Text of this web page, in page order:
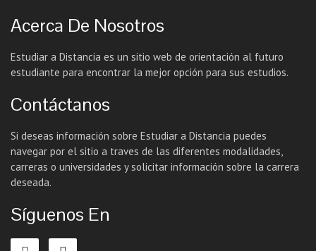
Acerca De Nosotros
Estudiar a Distancia es un sitio web de orientación al futuro
estudiante para encontrar la mejor opción para sus estudios.
Contáctanos
Si deseas información sobre Estudiar a Distancia puedes
navegar por el sitio a traves de las diferentes modalidades,
carreras o universidades y solicitar información sobre la carrera
deseada.
Síguenos En